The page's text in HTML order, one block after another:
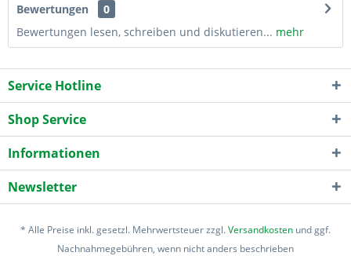
Bewertungen
0
Bewertungen lesen, schreiben und diskutieren... mehr
Service Hotline
Shop Service
Informationen
Newsletter
* Alle Preise inkl. gesetzl. Mehrwertsteuer zzgl.Versandkosten und ggf.
Nachnahmegebühren, wenn nicht anders beschrieben